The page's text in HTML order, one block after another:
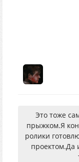
Это тоже
прыжком.Я
ролики
проектом.Да